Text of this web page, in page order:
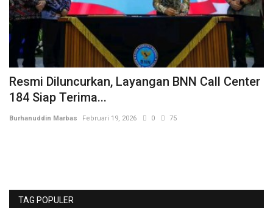
Resmi Diluncurkan, Layangan BNN Call Center
184 Siap Terima...
Burhanuddin Marbas Februari 19, 2026 0 75
TAG POPULER